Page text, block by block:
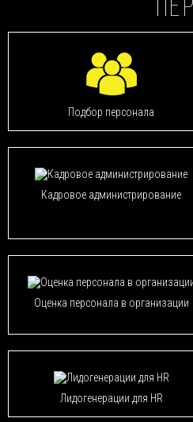
Подбор персонала
Кадровое администрирование
Оценка персонала в организации
Лидогенерации для HR